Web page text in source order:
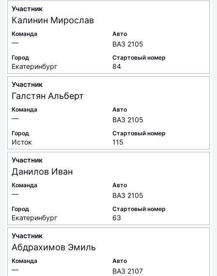
Участник
Калинин Мирослав
Команда
—
Авто
ВАЗ 2105
Город
Екатеринбург
Стартовый номер
84
Участник
Галстян Альберт
Команда
—
Авто
ВАЗ 2105
Город
Исток
Стартовый номер
115
Участник
Данилов Иван
Команда
—
Авто
ВАЗ 2105
Город
Екатеринбург
Стартовый номер
63
Участник
Абдрахимов Эмиль
Команда
—
Авто
ВАЗ 2107